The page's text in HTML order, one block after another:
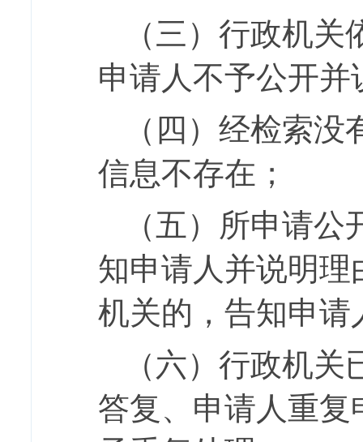
（三）行政机
申请人不予公开并
（四）经检索
信息不存在；
（五）所申请
知申请人并说明
机关的，告知申
（六）行政机
答复、申请人重